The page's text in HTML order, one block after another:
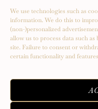
We use technologies such as
information. We do this to
(non-)personalized
allow us to process data such
site. Failure to consent or
certain functionality and